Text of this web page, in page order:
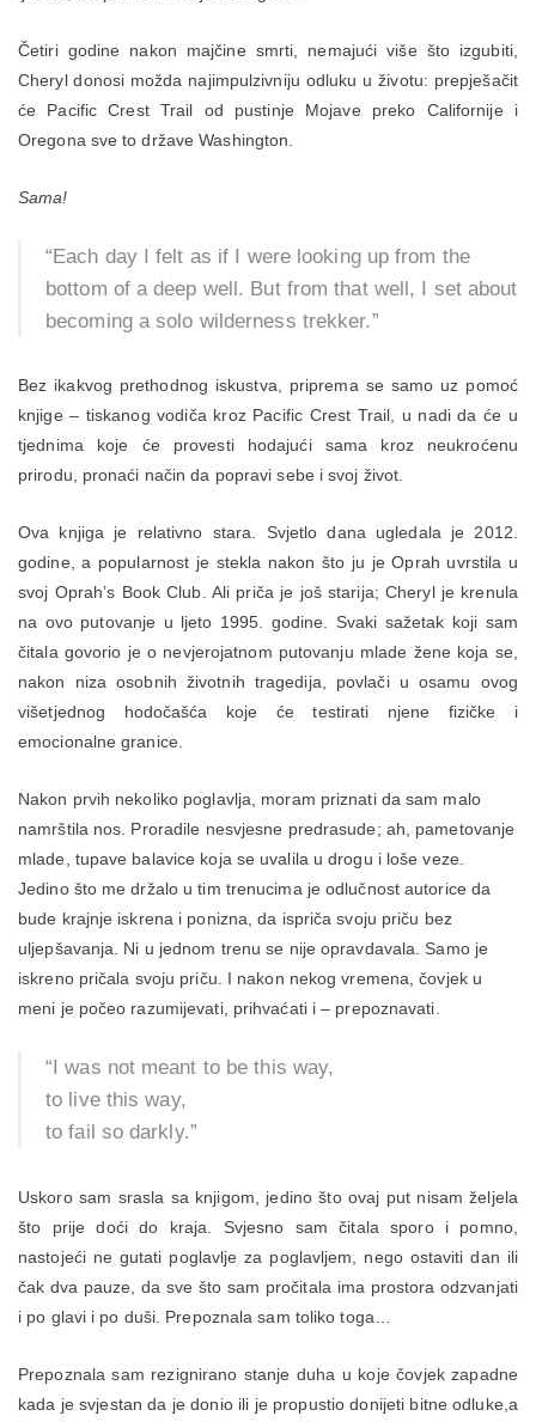
Četiri godine nakon majčine smrti, nemajući više što izgubiti,
Cheryl donosi možda najimpulzivniju odluku u životu: prepješačit
će Pacific Crest Trail od pustinje Mojave preko Californije i
Oregona sve to države Washington.
Sama!
“Each day I felt as if I were looking up from the
bottom of a deep well. But from that well, I set about
becoming a solo wilderness trekker.”
Bez ikakvog prethodnog iskustva, priprema se samo uz pomoć
knjige – tiskanog vodiča kroz Pacific Crest Trail, u nadi da će u
tjednima koje će provesti hodajući sama kroz neukroćenu
prirodu, pronaći način da popravi sebe i svoj život.
Ova knjiga je relativno stara. Svjetlo dana ugledala je 2012.
godine, a popularnost je stekla nakon što ju je Oprah uvrstila u
svoj Oprah’s Book Club. Ali priča je još starija; Cheryl je krenula
na ovo putovanje u ljeto 1995. godine. Svaki sažetak koji sam
čitala govorio je o nevjerojatnom putovanju mlade žene koja se,
nakon niza osobnih životnih tragedija, povlači u osamu ovog
višetjednog hodočašća koje će testirati njene fizičke i
emocionalne granice.
Nakon prvih nekoliko poglavlja, moram priznati da sam malo
namrštila nos. Proradile nesvjesne predrasude; ah, pametovanje
mlade, tupave balavice koja se uvalila u drogu i loše veze.
Jedino što me držalo u tim trenucima je odlučnost autorice da
bude krajnje iskrena i ponizna, da ispriča svoju priču bez
uljepšavanja. Ni u jednom trenu se nije opravdavala. Samo je
iskreno pričala svoju priču. I nakon nekog vremena, čovjek u
meni je počeo razumijevati, prihvaćati i – prepoznavati.
“I was not meant to be this way,
to live this way,
to fail so darkly.”
Uskoro sam srasla sa knjigom, jedino što ovaj put nisam željela
što prije doći do kraja. Svjesno sam čitala sporo i pomno,
nastojeći ne gutati poglavlje za poglavljem, nego ostaviti dan ili
čak dva pauze, da sve što sam pročitala ima prostora odzvanjati
i po glavi i po duši. Prepoznala sam toliko toga…
Prepoznala sam rezignirano stanje duha u koje čovjek zapadne
kada je svjestan da je donio ili je propustio donijeti bitne odluke,a